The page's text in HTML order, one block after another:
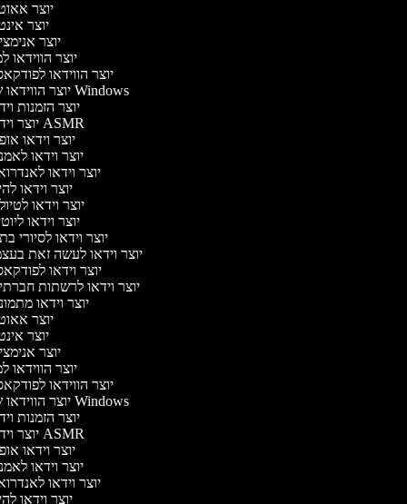
יוצר
יוצר
יוצר
יוצר הווידאו
יוצר הווידאו
יוצר הווידאו של Windows
יוצר הזמנות
יוצר וידאו ASMR
יוצר וידאו
יוצר וידאו
יוצר וידאו
יוצר וידאו
יוצר וידאו
יוצר וידאו
יוצר וידאו לסיורי
יוצר וידאו לעשה זאת
יוצר וידאו
יוצר וידאו לרשתות
יוצר וידאו
יוצר
יוצר
יוצר
יוצר הווידאו
יוצר הווידאו
יוצר הווידאו של Windows
יוצר הזמנות
יוצר וידאו ASMR
יוצר וידאו
יוצר וידאו
יוצר וידאו
יוצר וידאו